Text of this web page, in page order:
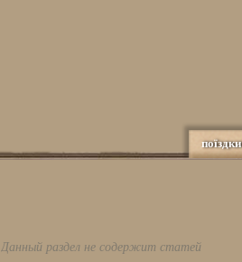
поїздки
Данный раздел не содержит статей